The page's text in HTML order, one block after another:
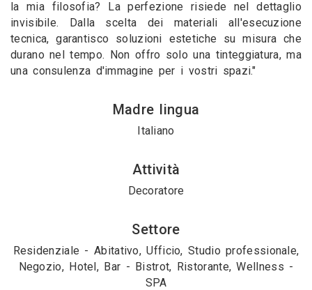
​la mia filosofia? La perfezione risiede nel dettaglio
invisibile. Dalla scelta dei materiali all'esecuzione
tecnica, garantisco soluzioni estetiche su misura che
durano nel tempo. Non offro solo una tinteggiatura, ma
una consulenza d'immagine per i vostri spazi."
Madre lingua
Italiano
Attività
Decoratore
Settore
Residenziale - Abitativo, Ufficio, Studio professionale,
Negozio, Hotel, Bar - Bistrot, Ristorante, Wellness -
SPA